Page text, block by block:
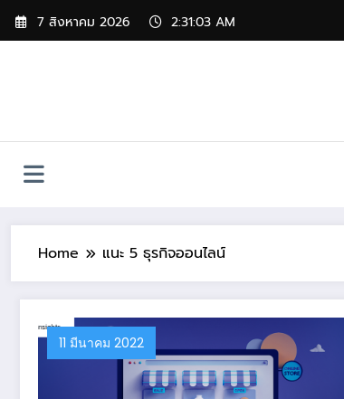
Skip
7 สิงหาคม 2026 2:31:03 AM
Home แนะ 5 ธุรกิจออนไลน์
11 มีนาคม 2022